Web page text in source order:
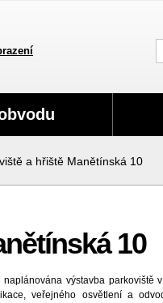
a hřiště Manětínská 10
10
výstavba parkoviště
veřejného osvětlení a